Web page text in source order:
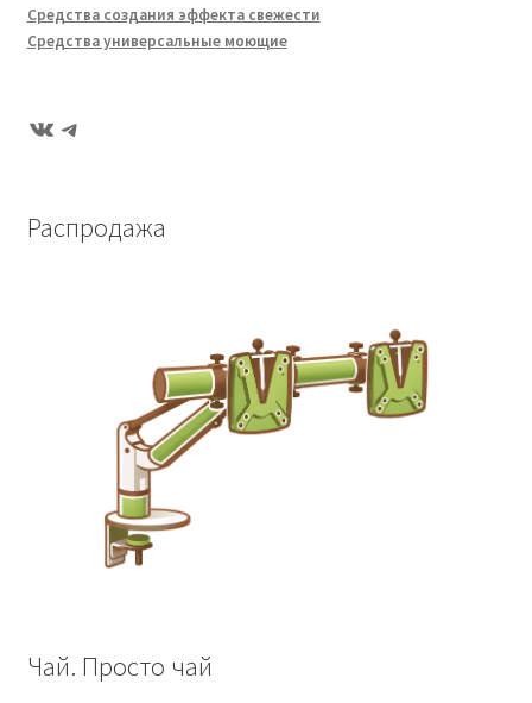
Средства создания эффекта свежести
Средства универсальные моющие
ВКонтакте
Telegram
Распродажа
Чай. Просто чай